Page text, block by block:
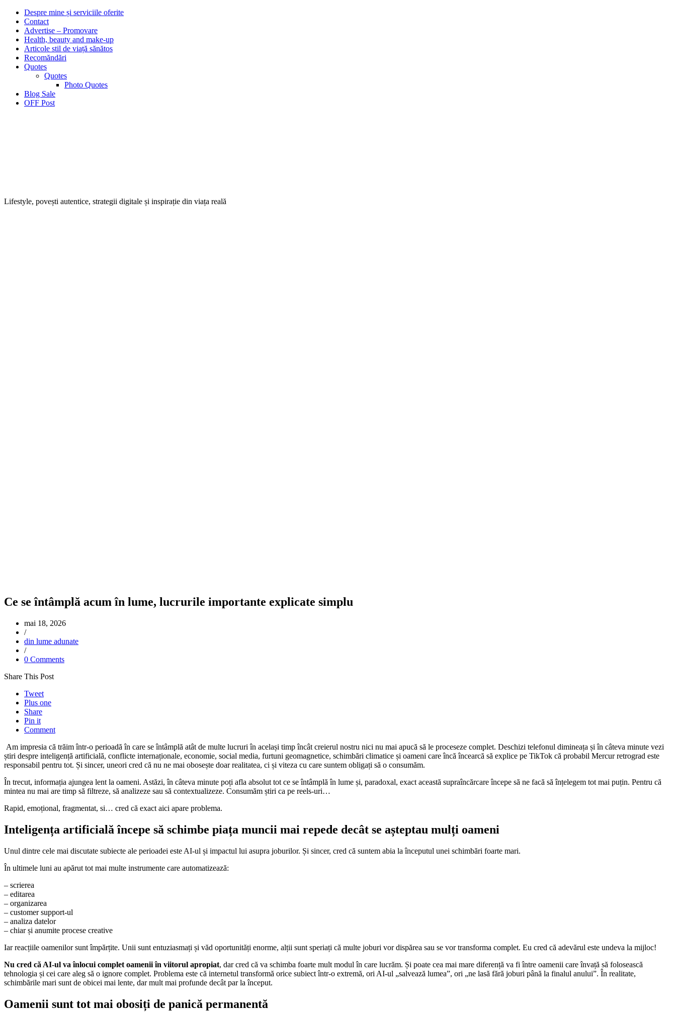
Despre mine și serviciile oferite
Contact
Advertise – Promovare
Health, beauty and make-up
Articole stil de viață sănătos
Recomăndări
Quotes
Quotes
Photo Quotes
Blog Sale
OFF Post
Lifestyle, povești autentice, strategii digitale și inspirație din viața reală
Ce se întâmplă acum în lume, lucrurile importante explicate simplu
mai 18, 2026
/
din lume adunate
/
0 Comments
Share This Post
Tweet
Plus one
Share
Pin it
Comment
Am impresia că trăim într-o perioadă în care se întâmplă atât de multe lucruri în același timp încât creierul nostru nici nu mai apucă să le proceseze complet. Deschizi telefonul dimineața și în câteva minute vezi
știri despre inteligență artificială, conflicte internaționale, economie, social media, furtuni geomagnetice, schimbări climatice și oameni care încă încearcă să explice pe TikTok că probabil Mercur retrograd este
responsabil pentru tot. Și sincer, uneori cred că nu ne mai obosește doar realitatea, ci și viteza cu care suntem obligați să o consumăm.
În trecut, informația ajungea lent la oameni. Astăzi, în câteva minute poți afla absolut tot ce se întâmplă în lume și, paradoxal, exact această supraîncărcare începe să ne facă să înțelegem tot mai puțin. Pentru că
mintea nu mai are timp să filtreze, să analizeze sau să contextualizeze. Consumăm știri ca pe reels-uri…
Rapid, emoțional, fragmentat, si… cred că exact aici apare problema.
Inteligența artificială începe să schimbe piața muncii mai repede decât se așteptau mulți oameni
Unul dintre cele mai discutate subiecte ale perioadei este AI-ul și impactul lui asupra joburilor. Și sincer, cred că suntem abia la începutul unei schimbări foarte mari.
În ultimele luni au apărut tot mai multe instrumente care automatizează:
– scrierea
– editarea
– organizarea
– customer support-ul
– analiza datelor
– chiar și anumite procese creative
Iar reacțiile oamenilor sunt împărțite. Unii sunt entuziasmați și văd oportunități enorme, alții sunt speriați că multe joburi vor dispărea sau se vor transforma complet. Eu cred că adevărul este undeva la mijloc!
Nu cred că AI-ul va înlocui complet oamenii în viitorul apropiat, dar cred că va schimba foarte mult modul în care lucrăm. Și poate cea mai mare diferență va fi între oamenii care învață să folosească
tehnologia și cei care aleg să o ignore complet. Problema este că internetul transformă orice subiect într-o extremă, ori AI-ul „salvează lumea”, ori „ne lasă fără joburi până la finalul anului”. În realitate,
schimbările mari sunt de obicei mai lente, dar mult mai profunde decât par la început.
Oamenii sunt tot mai obosiți de panică permanentă